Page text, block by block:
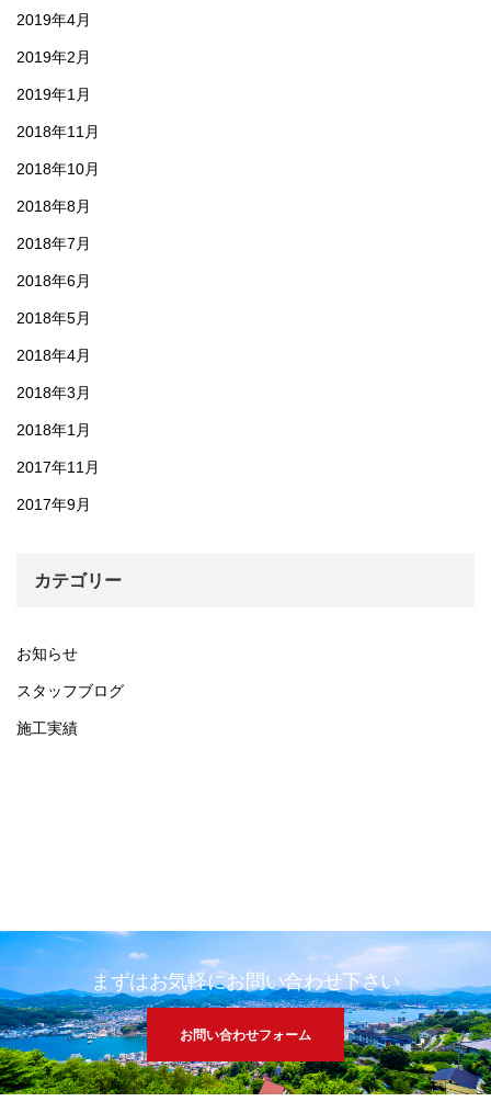
2019年4月
2019年2月
2019年1月
2018年11月
2018年10月
2018年8月
2018年7月
2018年6月
2018年5月
2018年4月
2018年3月
2018年1月
2017年11月
2017年9月
カテゴリー
お知らせ
スタッフブログ
施工実績
まずはお気軽にお問い合わせ下さい
お問い合わせフォーム